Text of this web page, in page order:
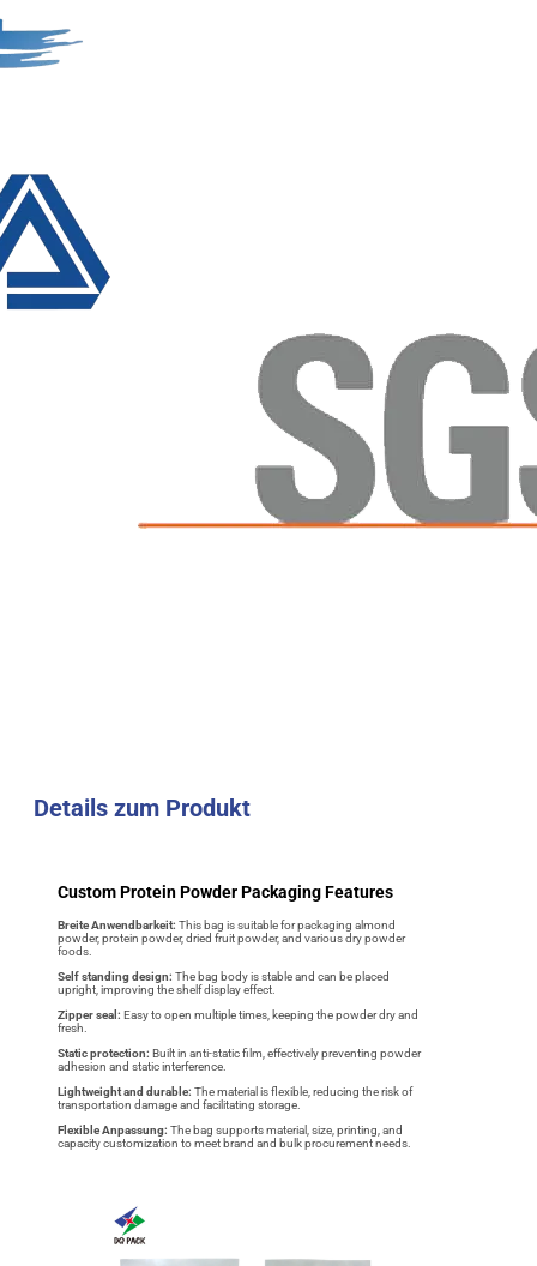
Details zum Produkt
Custom Protein Powder Packaging Features
Breite Anwendbarkeit: This bag is suitable for packaging almond
powder, protein powder, dried fruit powder, and various dry powder
foods.
Self standing design: The bag body is stable and can be placed
upright, improving the shelf display effect.
Zipper seal: Easy to open multiple times, keeping the powder dry and
fresh.
Static protection: Built in anti-static film, effectively preventing powder
adhesion and static interference.
Lightweight and durable: The material is flexible, reducing the risk of
transportation damage and facilitating storage.
Flexible Anpassung: The bag supports material, size, printing, and
capacity customization to meet brand and bulk procurement needs.